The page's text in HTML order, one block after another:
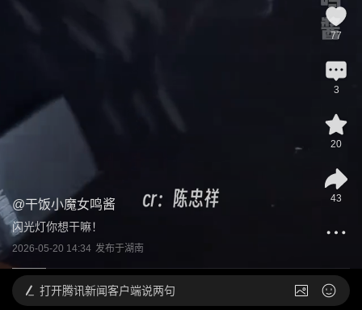
@干饭小魔女鸣酱
闪光灯你想干嘛！
2026-05-20 14:34 发布于湖南
77
3
20
43
打开腾讯新闻客户端说两句